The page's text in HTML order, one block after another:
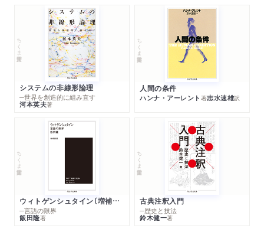
ちくま学芸文庫
システムの非線形論理
─世界を創造的に組み直す
河本英夫著
ちくま学芸文庫
人間の条件
ハンナ・アーレント 著志水速雄訳
ちくま学芸文庫
ウィトゲンシュタイン〔増補新版〕
─言語の限界
飯田隆著
ちくま学芸文庫
古典注釈入門
─歴史と技法
鈴木健一著